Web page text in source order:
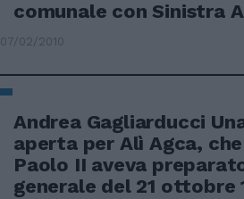
comunale con Sinistra
07/02/2010
Andrea Gagliarducci
aperta per Alì Agca,
Paolo II aveva
generale del 21 ottobre